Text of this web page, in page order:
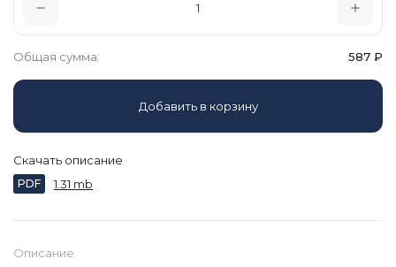
Описание
Общая сумма: 587 ₽
Добавить в корзину
Скачать описание
PDF 1.31 mb